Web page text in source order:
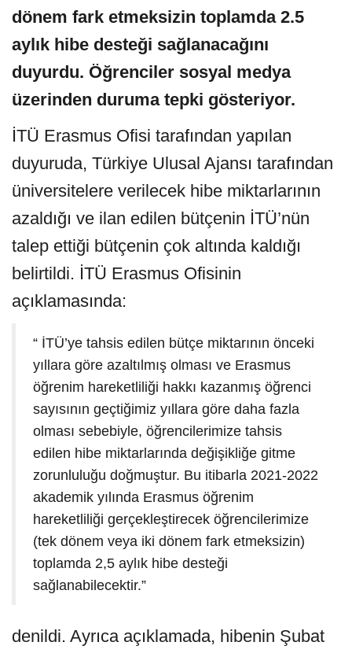
dönem fark etmeksizin toplamda 2.5
aylık hibe desteği sağlanacağını
duyurdu. Öğrenciler sosyal medya
üzerinden duruma tepki gösteriyor.
İTÜ Erasmus Ofisi tarafından yapılan
duyuruda, Türkiye Ulusal Ajansı tarafından
üniversitelere verilecek hibe miktarlarının
azaldığı ve ilan edilen bütçenin İTÜ’nün
talep ettiği bütçenin çok altında kaldığı
belirtildi. İTÜ Erasmus Ofisinin
açıklamasında:
“ İTÜ’ye tahsis edilen bütçe miktarının önceki
yıllara göre azaltılmış olması ve Erasmus
öğrenim hareketliliği hakkı kazanmış öğrenci
sayısının geçtiğimiz yıllara göre daha fazla
olması sebebiyle, öğrencilerimize tahsis
edilen hibe miktarlarında değişikliğe gitme
zorunluluğu doğmuştur. Bu itibarla 2021-2022
akademik yılında Erasmus öğrenim
hareketliliği gerçekleştirecek öğrencilerimize
(tek dönem veya iki dönem fark etmeksizin)
toplamda 2,5 aylık hibe desteği
sağlanabilecektir.”
denildi. Ayrıca açıklamada, hibenin Şubat